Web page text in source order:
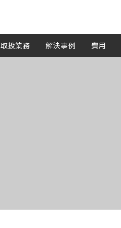
取扱業務 解決事例 費用